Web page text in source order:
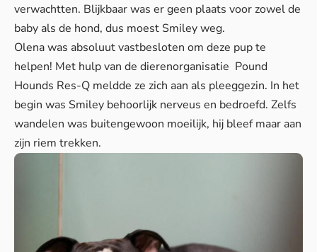
verwachtten. Blijkbaar was er geen plaats voor zowel de
baby als de hond, dus moest Smiley weg.
Olena was absoluut vastbesloten om deze pup te
helpen! Met hulp van de dierenorganisatie Pound
Hounds Res-Q meldde ze zich aan als pleeggezin. In het
begin was Smiley behoorlijk nerveus en bedroefd. Zelfs
wandelen was buitengewoon moeilijk, hij bleef maar aan
zijn riem trekken.